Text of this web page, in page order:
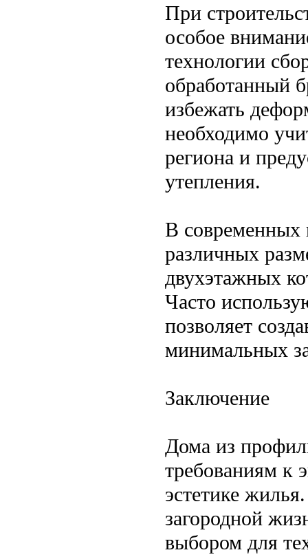
При
особое
технологии
обработанный
избежать
необходимо
региона и
утепления.
В современных
различных
двухэтажных
Часто
позволяет
минимальных
Заключение
Дома из
требованиям к
эстетике
загородной
выбором для